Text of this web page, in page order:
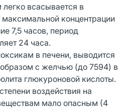
всасывается в
максимальной концентрации
7,5 часов, период
24 часа.
в печени, выводится
с желчью (до 7594) в
глюкуроновой кислоты.
воздействия на
мало опасным (4